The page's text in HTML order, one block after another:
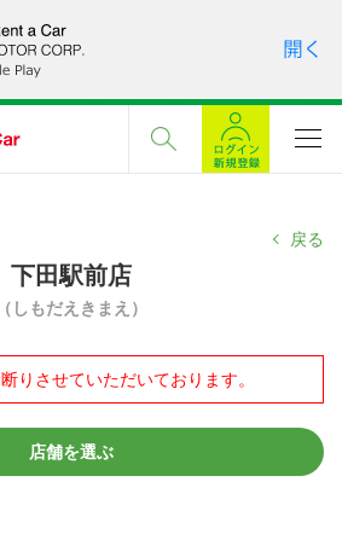
戻る
下田駅前店
（しもだえきまえ）
りさせていただいております。
店舗を選ぶ